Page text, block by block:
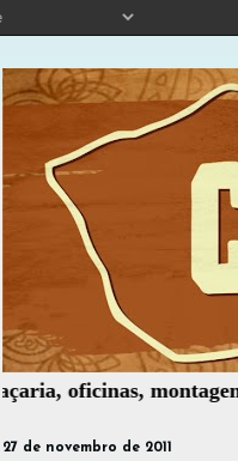
montagem de
27 de novembro de 2011